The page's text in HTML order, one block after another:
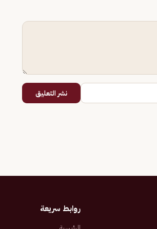
نشر التعليق
روابط سريعة